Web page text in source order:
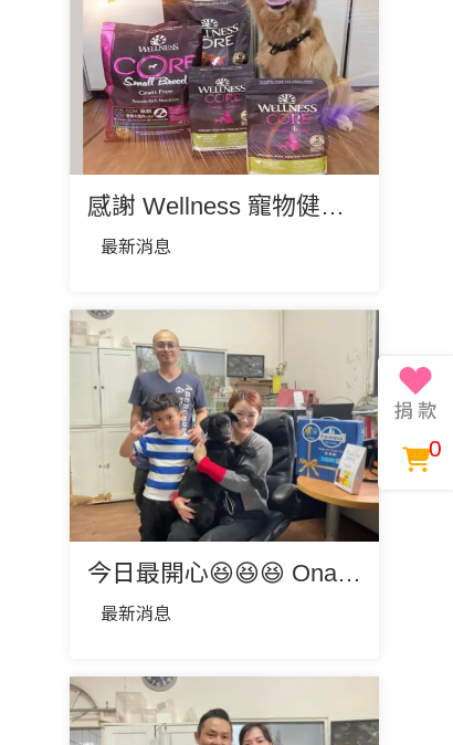
感謝 Wellness 寵物健康 TW 關心園區內毛孩們
最新消息
今日最開心😆😆😆 Ona歐娜找到幸福的家囉🎉🎉🎉❤️
最新消息
0